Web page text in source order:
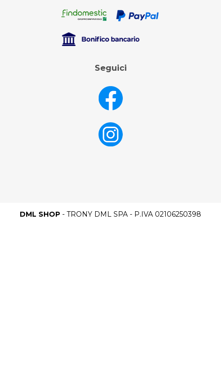
Seguici
DML SHOP - TRONY DML SPA - P.IVA 02106250398